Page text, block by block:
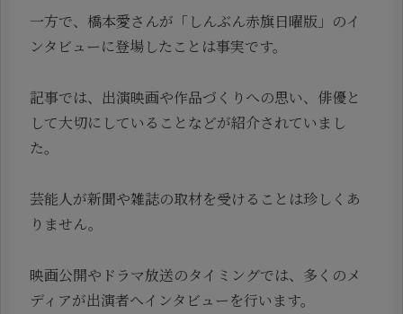
一方で、橋本愛さんが「しんぶん赤旗日曜版」のイ
ンタビューに登場したことは事実です。
記事では、出演映画や作品づくりへの思い、俳優と
して大切にしていることなどが紹介されていまし
た。
芸能人が新聞や雑誌の取材を受けることは珍しくあ
りません。
映画公開やドラマ放送のタイミングでは、多くのメ
ディアが出演者へインタビューを行います。